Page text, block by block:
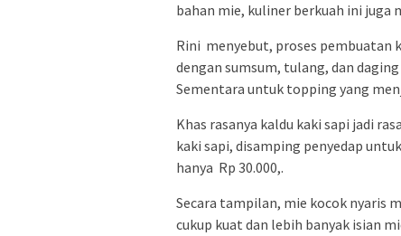
bahan mie, kuliner berkuah ini juga
Rini menyebut, proses pembuatan
dengan sumsum, tulang, dan
Sementara untuk topping yang
Khas rasanya kaldu kaki sapi jadi
kaki sapi, disamping penyedap
hanya Rp 30.000,.
Secara tampilan, mie kocok nyaris
cukup kuat dan lebih banyak isian